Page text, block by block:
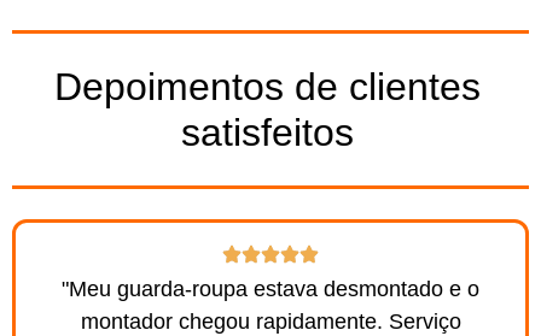
Depoimentos de clientes
satisfeitos
"Meu guarda-roupa estava desmontado e o
montador chegou rapidamente. Serviço